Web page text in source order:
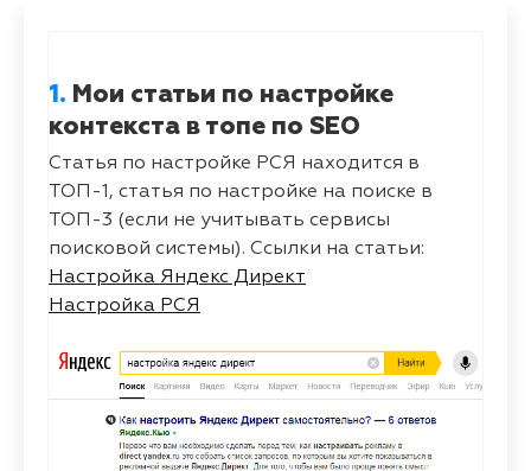
1. Мои статьи по настройке
контекста в топе по SEO
Статья по настройке РСЯ находится в
ТОП-1, статья по настройке на поиске в
ТОП-3 (если не учитывать сервисы
поисковой системы). Ссылки на статьи:
Настройка Яндекс Директ
Настройка РСЯ